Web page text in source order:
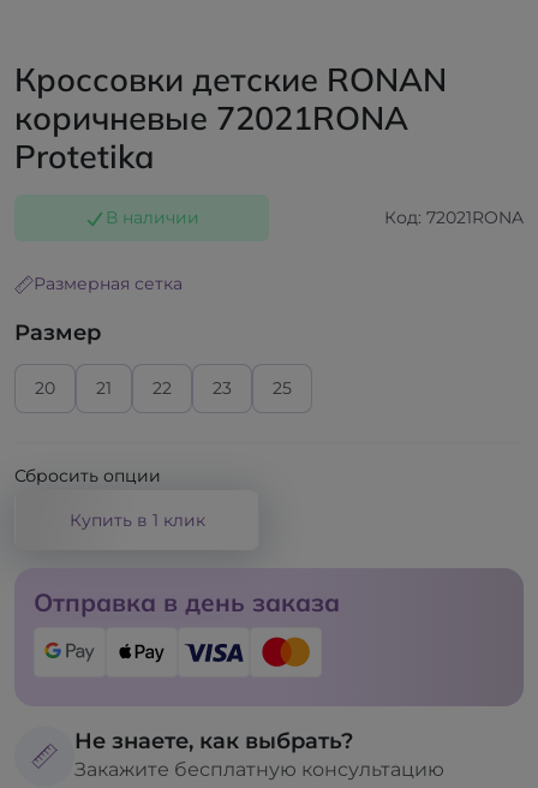
Кроссовки детские RONAN
коричневые 72021RONA
Protetika
В наличии Код: 72021RONA
Размерная сетка
Размер
20 21 22 23 25
Сбросить опции
Купить в 1 клик
Отправка в день заказа
Не знаете, как выбрать?
Закажите бесплатную консультацию